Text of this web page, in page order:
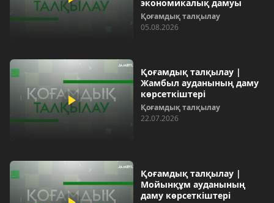
экономикалық дамуы
Қоғамдық талқылау
05.08.2026
Қоғамдық талқылау |
Жамбыл ауданының даму
көрсеткіштері
Қоғамдық талқылау
22.07.2026
Қоғамдық талқылау |
Мойынқұм ауданының
даму көрсеткіштері